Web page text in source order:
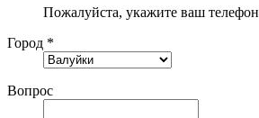
Пожалуйста, укажите ваш телефон
Город *
Вопрос